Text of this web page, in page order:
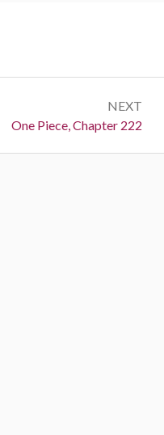
NEXT
Next:
One Piece, Chapter 222